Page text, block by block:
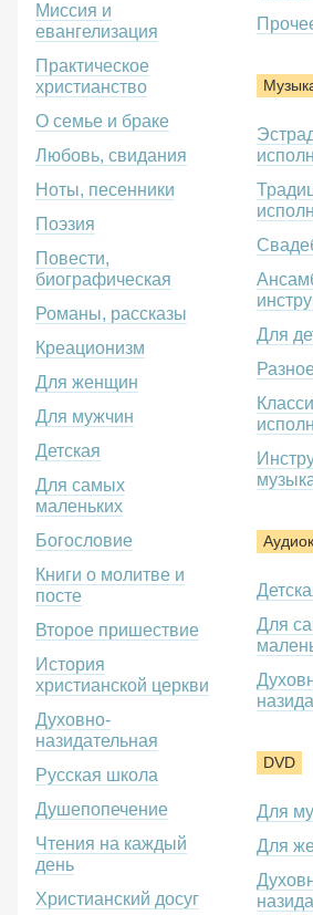
Миссия и
евангелизация
Практическое
христианство
О семье и браке
Любовь, свидания
Ноты, песенники
Поэзия
Повести,
биографическая
Романы, рассказы
Креационизм
Для женщин
Для мужчин
Детская
Для самых
маленьких
Богословие
Книги о молитве и
посте
Второе пришествие
История
христианской церкви
Духовно-
назидательная
Русская школа
Душепопечение
Чтения на каждый
день
Христианский досуг
Для
Для
DVD
Для
Для